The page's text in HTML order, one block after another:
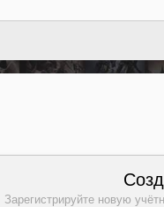
Зарегистрируйте новую